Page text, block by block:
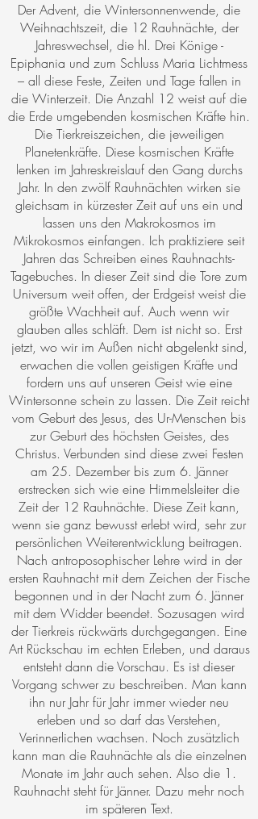
Der Advent, die Wintersonnenwende, die
Weihnachtszeit, die 12 Rauhnächte, der
Jahreswechsel, die hl. Drei Könige -
Epiphania und zum Schluss Maria Lichtmess
– all diese Feste, Zeiten und Tage fallen in
die Winterzeit. Die Anzahl 12 weist auf die
die Erde umgebenden kosmischen Kräfte hin.
Die Tierkreiszeichen, die jeweiligen
Planetenkräfte. Diese kosmischen Kräfte
lenken im Jahreskreislauf den Gang durchs
Jahr. In den zwölf Rauhnächten wirken sie
gleichsam in kürzester Zeit auf uns ein und
lassen uns den Makrokosmos im
Mikrokosmos einfangen. Ich praktiziere seit
Jahren das Schreiben eines Rauhnachts-
Tagebuches. In dieser Zeit sind die Tore zum
Universum weit offen, der Erdgeist weist die
größte Wachheit auf. Auch wenn wir
glauben alles schläft. Dem ist nicht so. Erst
jetzt, wo wir im Außen nicht abgelenkt sind,
erwachen die vollen geistigen Kräfte und
fordern uns auf unseren Geist wie eine
Wintersonne schein zu lassen. Die Zeit reicht
vom Geburt des Jesus, des Ur-Menschen bis
zur Geburt des höchsten Geistes, des
Christus. Verbunden sind diese zwei Festen
am 25. Dezember bis zum 6. Jänner
erstrecken sich wie eine Himmelsleiter die
Zeit der 12 Rauhnächte. Diese Zeit kann,
wenn sie ganz bewusst erlebt wird, sehr zur
persönlichen Weiterentwicklung beitragen.
Nach antroposophischer Lehre wird in der
ersten Rauhnacht mit dem Zeichen der Fische
begonnen und in der Nacht zum 6. Jänner
mit dem Widder beendet. Sozusagen wird
der Tierkreis rückwärts durchgegangen. Eine
Art Rückschau im echten Erleben, und daraus
entsteht dann die Vorschau. Es ist dieser
Vorgang schwer zu beschreiben. Man kann
ihn nur Jahr für Jahr immer wieder neu
erleben und so darf das Verstehen,
Verinnerlichen wachsen. Noch zusätzlich
kann man die Rauhnächte als die einzelnen
Monate im Jahr auch sehen. Also die 1.
Rauhnacht steht für Jänner. Dazu mehr noch
im späteren Text.